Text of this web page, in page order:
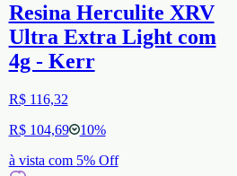
Resina Herculite XRV
Ultra Extra Light com
4g - Kerr
R$ 116,32
R$ 104,69
10%
à vista com 5% Off